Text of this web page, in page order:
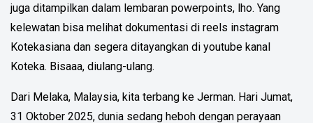
juga ditampilkan dalam lembaran powerpoints, lho. Yang
kelewatan bisa melihat dokumentasi di reels instagram
Kotekasiana dan segera ditayangkan di youtube kanal
Koteka. Bisaaa, diulang-ulang.
Dari Melaka, Malaysia, kita terbang ke Jerman. Hari Jumat,
31 Oktober 2025, dunia sedang heboh dengan perayaan